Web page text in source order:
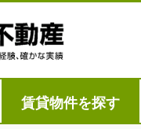
賃貸物件を探す